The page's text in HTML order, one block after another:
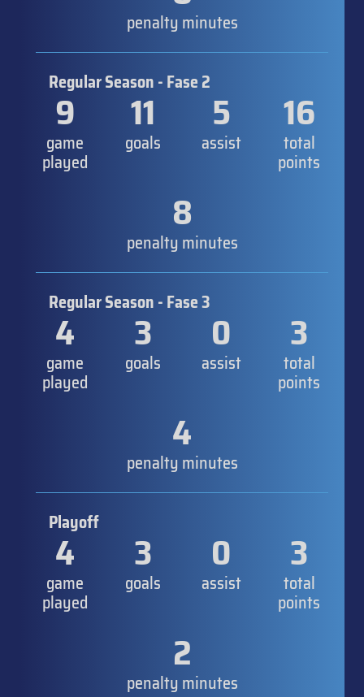
penalty minutes
Regular Season - Fase 2
9
game
played
11
goals
5
assist
16
total
points
8
penalty minutes
Regular Season - Fase 3
4
game
played
3
goals
0
assist
3
total
points
4
penalty minutes
Playoff
4
game
played
3
goals
0
assist
3
total
points
2
penalty minutes